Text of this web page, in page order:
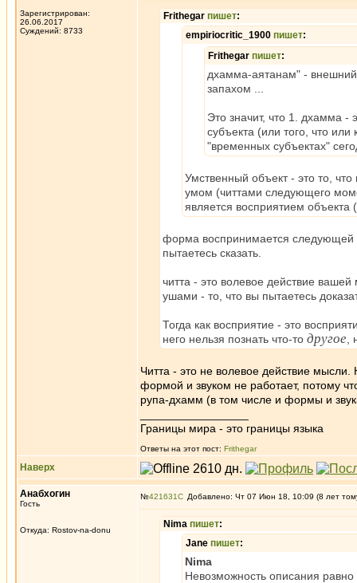
Зарегистрирован:
26.06.2017
Суждений: 8733
Frithegar пишет:
empiriocritic_1900 пишет:
Frithegar пишет:
дхамма-аятанам" -
запахом ...
Это значит, что 1. дхамма -
субъекта (или того, что
"временных субъектах"
Умственный объект - это то,
умом (читтами следующего
является восприятием объекта
форма воспринимается следующей
пытаетесь сказать.
читта - это волевое действие
ушами - то, что вы пытаетесь
Тогда как восприятие - это
него нельзя познать что-то другое
Читта - это не волевое действие
формой и звуком не работает, потому
рупа-дхамм (в том числе и формы и
Границы мира - это границы языка
Ответы на этот пост: Frithegar
Наверх
Анабхогин
Гость
Откуда: Rostov-na-donu
№421631 Добавлено: Чт 07 Июн 18, 10:09 (8 лет
Nima пишет:
Jane пишет:
Nima
Невозможность описания